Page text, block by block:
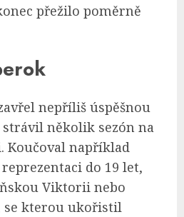
přežilo poměrně
nepříliš úspěšnou
několik sezón na
Koučoval například
do 19 let,
Viktorii nebo
se kterou ukořistil